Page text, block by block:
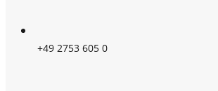
+49 2753 605 0